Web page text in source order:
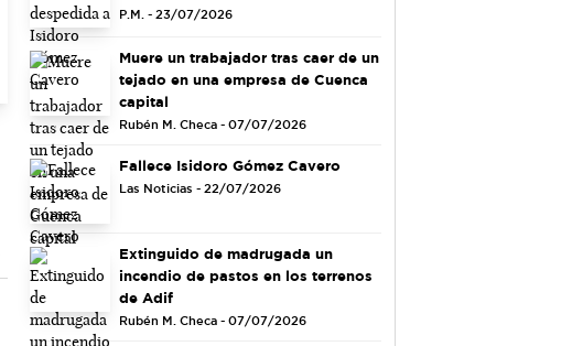
P.M. - 23/07/2026
Muere un trabajador tras caer de un
tejado en una empresa de Cuenca
capital
Rubén M. Checa - 07/07/2026
Fallece Isidoro Gómez Cavero
Las Noticias - 22/07/2026
Extinguido de madrugada un
incendio de pastos en los terrenos
de Adif
Rubén M. Checa - 07/07/2026